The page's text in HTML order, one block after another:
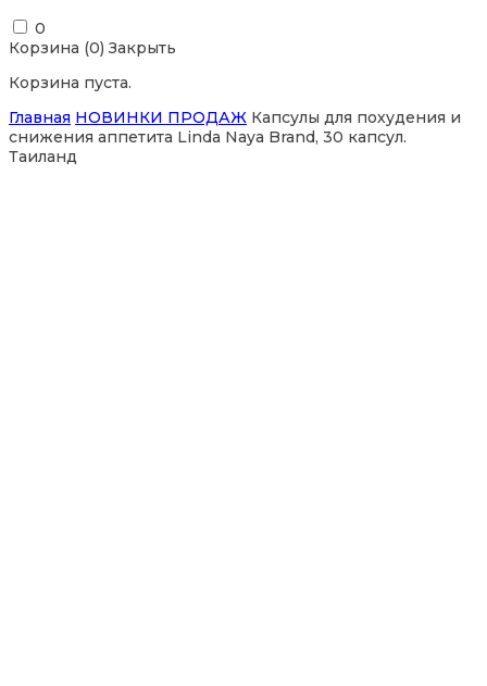
0
Корзина (0) Закрыть
Корзина пуста.
Главная НОВИНКИ ПРОДАЖ Капсулы для похудения и
снижения аппетита Linda Naya Brand, 30 капсул.
Таиланд